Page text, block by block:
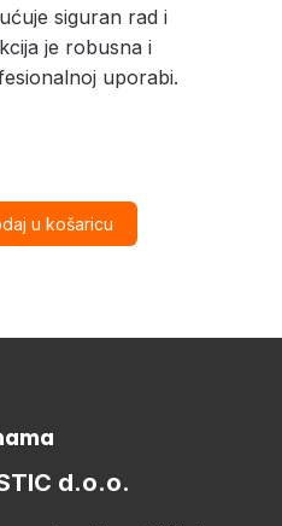
siguran rad i
je robusna i
uporabi.
d.o.o.